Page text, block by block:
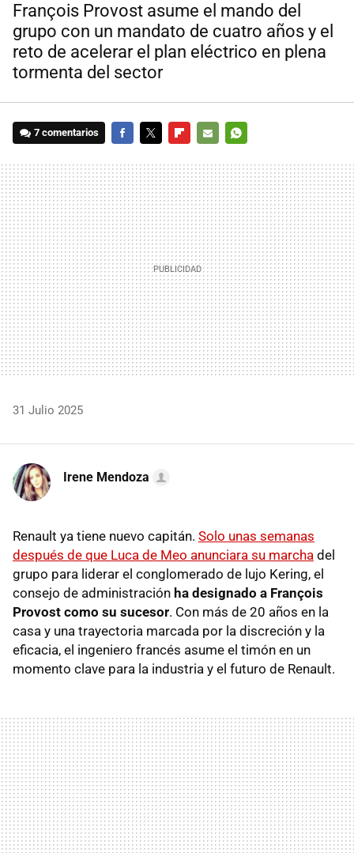
François Provost asume el mando del
grupo con un mandato de cuatro años y el
reto de acelerar el plan eléctrico en plena
tormenta del sector
7 comentarios
MAIL
31 Julio 2025
Irene Mendoza
Renault ya tiene nuevo capitán. Solo unas semanas
después de que Luca de Meo anunciara su marcha del
grupo para liderar el conglomerado de lujo Kering, el
consejo de administración ha designado a François
Provost como su sucesor. Con más de 20 años en la
casa y una trayectoria marcada por la discreción y la
eficacia, el ingeniero francés asume el timón en un
momento clave para la industria y el futuro de Renault.